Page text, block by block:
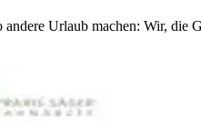
Urlaub machen: Wir, die